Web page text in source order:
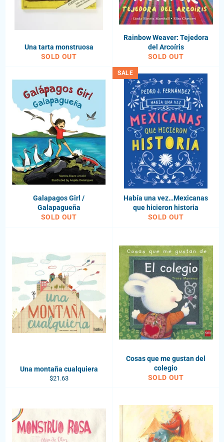
Una tarta monstruosa
SOLD OUT
Rainbow Weaver: Tejedora
del Arcoíris
SOLD OUT
Galapagos Girl /
Galapagueña
SOLD OUT
Había una vez…Mexicanas
que hicieron historia
SOLD OUT
SALE
Una montaña cualquiera
Regular
$21.63
Cosas que me gustan del
colegio
SOLD OUT